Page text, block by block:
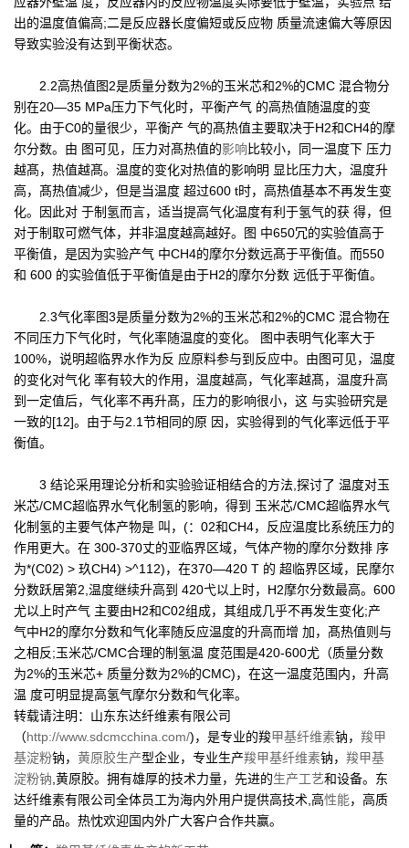
出的温度值偏高;二是反应器长度偏短或反应物 质量流速偏大等原因
导致实验没有达到平衡状态。
2.2高热值图2是质量分数为2%的玉米芯和2%的CMC 混合物分
别在20—35 MPa压力下气化时，平衡产气 的高热值随温度的变
化。由于C0的量很少，平衡产 气的髙热值主要取决于H2和CH4的摩
尔分数。由 图可见，压力对髙热值的影响比较小，同一温度下 压力
越髙，热值越髙。温度的变化对热值的影响明 显比压力大，温度升
高，髙热值减少，但是当温度 超过600 t时，高热值基本不再发生变
化。因此对 于制氢而言，适当提高气化温度有利于氢气的获 得，但
对于制取可燃气体，并非温度越高越好。图 中650冗的实验值高于
平衡值，是因为实验产气 中CH4的摩尔分数远髙于平衡值。而550
和 600 的实验值低于平衡值是由于H2的摩尔分数 远低于平衡值。
2.3气化率图3是质量分数为2%的玉米芯和2%的CMC 混合物在
不同压力下气化时，气化率随温度的变化。 图中表明气化率大于
100%，说明超临界水作为反 应原料参与到反应中。由图可见，温度
的变化对气化 率有较大的作用，温度越高，气化率越髙，温度升高
到一定值后，气化率不再升髙，压力的影响很小，这 与实验研究是
一致的[12]。由于与2.1节相同的原 因，实验得到的气化率远低于平
衡值。
3 结论采用理论分析和实验验证相结合的方法,探讨了 温度对玉
米芯/CMC超临界水气化制氢的影响，得到 玉米芯/CMC超临界水气
化制氢的主要气体产物是 叫，(：02和CH4，反应温度比系统压力的
作用更大。在 300-370丈的亚临界区域，气体产物的摩尔分数排 序
为*(C02) > 玖CH4) >^112)，在370—420 T 的 超临界区域，民摩尔
分数跃居第2,温度继续升高到 420弋以上时，H2摩尔分数最高。600
尤以上时产气 主要由H2和C02组成，其组成几乎不再发生变化;产
气中H2的摩尔分数和气化率随反应温度的升高而增 加，髙热值则与
之相反;玉米芯/CMC合理的制氢温 度范围是420-600尤（质量分数
为2%的玉米芯+ 质量分数为2%的CMC)，在这一温度范围内，升高
温 度可明显提高氢气摩尔分数和气化率。
转载请注明：山东东达纤维素有限公司
（http://www.sdcmcchina.com/)，是专业的羧甲基纤维素钠， 羧甲
基淀粉钠， 黄原胶生产型企业，专业生产羧甲基纤维素钠， 羧甲基
淀粉钠,黄原胶。拥有雄厚的技术力量，先进的生产工艺和设备。东
达纤维素有限公司全体员工为海内外用户提供高技术,高性能，高质
量的产品。热忱欢迎国内外广大客户合作共赢。